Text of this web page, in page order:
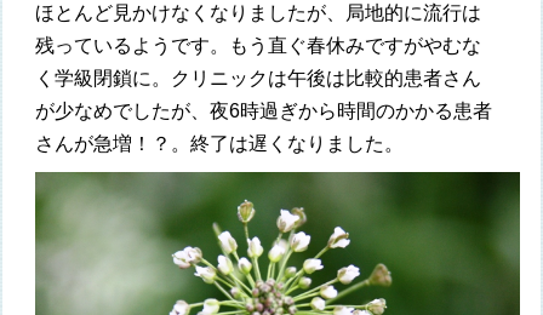
ほとんど見かけなくなりましたが、局地的に流行は
残っているようです。もう直ぐ春休みですがやむな
く学級閉鎖に。クリニックは午後は比較的患者さん
が少なめでしたが、夜6時過ぎから時間のかかる患者
さんが急増！？。終了は遅くなりました。